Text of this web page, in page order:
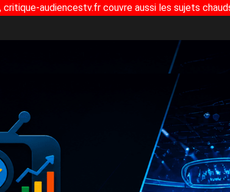
critique-audiencestv.fr couvre aussi les sujets